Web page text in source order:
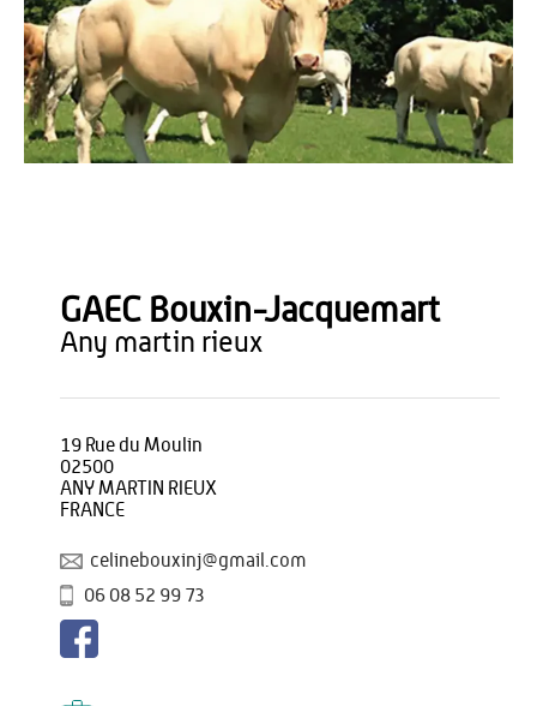
GAEC Bouxin-Jacquemart
any martin rieux
19 Rue du Moulin
02500
ANY MARTIN RIEUX
FRANCE
celinebouxinj@gmail.com
06 08 52 99 73